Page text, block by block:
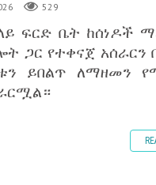
529
ፍርድ ቤት ከሰነዶች
ጋር የተቀናጀ አሰራርን
ይበልጥ ለማዘመን